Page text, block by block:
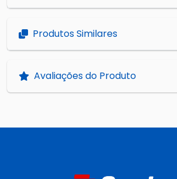
Produtos Similares
Avaliações do Produto